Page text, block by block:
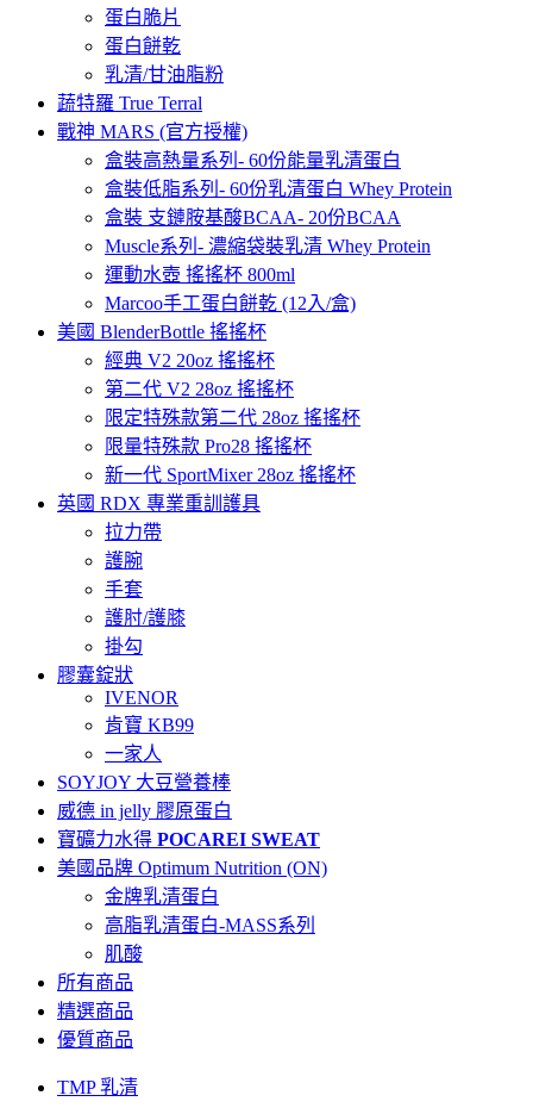
蛋白脆片
蛋白餅乾
乳清/甘油脂粉
蔬特羅 True Terral
戰神 MARS (官方授權)
盒裝高熱量系列- 60份能量乳清蛋白
盒裝低脂系列- 60份乳清蛋白 Whey Protein
盒裝 支鏈胺基酸BCAA- 20份BCAA
Muscle系列- 濃縮袋裝乳清 Whey Protein
運動水壺 搖搖杯 800ml
Marcoo手工蛋白餅乾 (12入/盒)
美國 BlenderBottle 搖搖杯
經典 V2 20oz 搖搖杯
第二代 V2 28oz 搖搖杯
限定特殊款第二代 28oz 搖搖杯
限量特殊款 Pro28 搖搖杯
新一代 SportMixer 28oz 搖搖杯
英國 RDX 專業重訓護具
拉力帶
護腕
手套
護肘/護膝
掛勾
膠囊錠狀
IVENOR
肯寶 KB99
一家人
SOYJOY 大豆營養棒
威德 in jelly 膠原蛋白
寶礦力水得 POCAREI SWEAT
美國品牌 Optimum Nutrition (ON)
金牌乳清蛋白
高脂乳清蛋白-MASS系列
肌酸
所有商品
精選商品
優質商品
TMP 乳清